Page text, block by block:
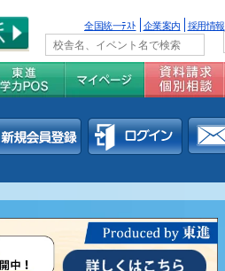
全国統一ﾃｽﾄ 企業案内 採用情報